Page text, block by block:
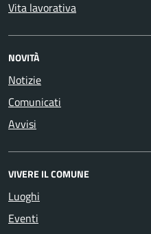
Vita lavorativa
NOVITÀ
Notizie
Comunicati
Avvisi
VIVERE IL COMUNE
Luoghi
Eventi